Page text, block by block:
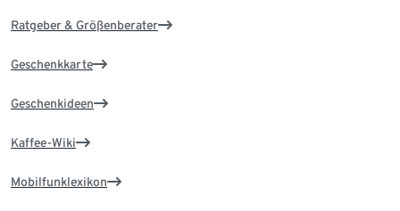
Ratgeber & Größenberater
Geschenkkarte
Geschenkideen
Kaffee-Wiki
Mobilfunklexikon